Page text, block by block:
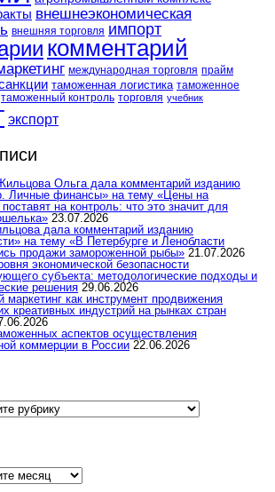
внешнеэкономическая
внешняя торговля импорт
комментарий
международная торговля прайм
таможенная логистика таможенное
таможенный контроль торговля учебник
экспорт
Ольга дала комментарий изданию
Личные финансы» на тему «Цены на
на контроль: что это значит для
23.07.2026
дала комментарий изданию
на тему «В Петербурге и Ленобласти
продажи замороженной рыбы» 21.07.2026
экономической безопасности
субъекта: методологические подходы и
решения 29.06.2026
маркетинг как инструмент продвижения
креативных индустрий на рынках стран
аспектов осуществления
коммерции в России 22.06.2026